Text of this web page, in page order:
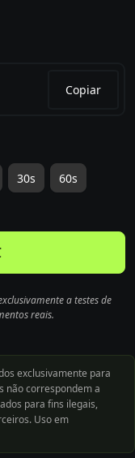
Copiar
30s 60s
a testes de
reais.
exclusivamente para
não correspondem a
para fins ilegais,
Uso em